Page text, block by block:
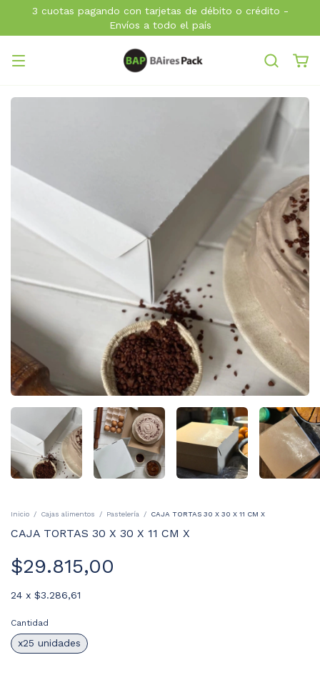
3 cuotas pagando con tarjetas de débito o crédito -
Envíos a todo el país
Inicio / Cajas alimentos / Pastelería / CAJA TORTAS 30 X 30 X 11 CM X
CAJA TORTAS 30 X 30 X 11 CM X
$29.815,00
24 x $3.286,61
Cantidad
x25 unidades